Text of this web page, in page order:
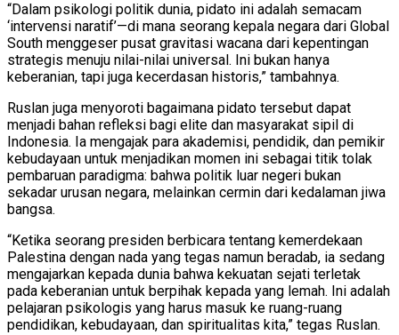
“Dalam psikologi politik dunia, pidato ini adalah semacam
‘intervensi naratif’—di mana seorang kepala negara dari Global
South menggeser pusat gravitasi wacana dari kepentingan
strategis menuju nilai-nilai universal. Ini bukan hanya
keberanian, tapi juga kecerdasan historis,” tambahnya.
Ruslan juga menyoroti bagaimana pidato tersebut dapat
menjadi bahan refleksi bagi elite dan masyarakat sipil di
Indonesia. Ia mengajak para akademisi, pendidik, dan pemikir
kebudayaan untuk menjadikan momen ini sebagai titik tolak
pembaruan paradigma: bahwa politik luar negeri bukan
sekadar urusan negara, melainkan cermin dari kedalaman jiwa
bangsa.
“Ketika seorang presiden berbicara tentang kemerdekaan
Palestina dengan nada yang tegas namun beradab, ia sedang
mengajarkan kepada dunia bahwa kekuatan sejati terletak
pada keberanian untuk berpihak kepada yang lemah. Ini adalah
pelajaran psikologis yang harus masuk ke ruang-ruang
pendidikan, kebudayaan, dan spiritualitas kita,” tegas Ruslan.